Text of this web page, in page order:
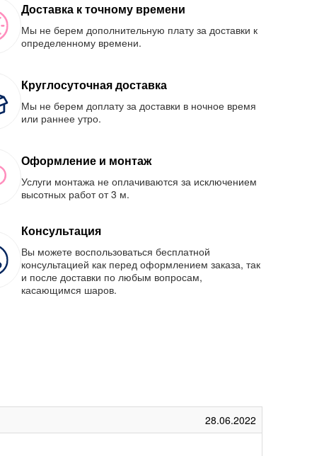
Доставка к точному времени
Мы не берем дополнительную плату за доставки к
определенному времени.
Круглосуточная доставка
Мы не берем доплату за доставки в ночное время
или раннее утро.
Оформление и монтаж
Услуги монтажа не оплачиваются за исключением
высотных работ от 3 м.
Консультация
Вы можете воспользоваться бесплатной
консультацией как перед оформлением заказа, так
и после доставки по любым вопросам,
касающимся шаров.
28.06.2022